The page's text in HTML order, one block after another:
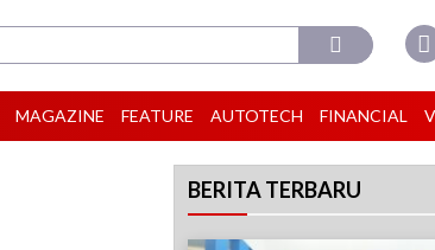
MAGAZINE FEATURE AUTOTECH FINANCIAL
BERITA TERBARU